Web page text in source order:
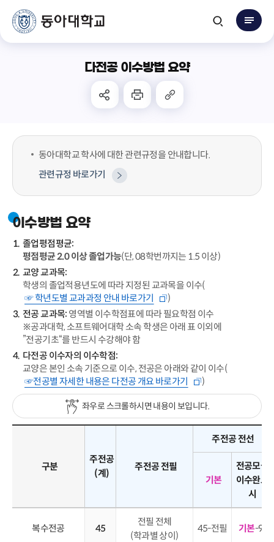
다전공 이수방법 요약
동아대학교 학사에 대한 관련규정을 안내합니다.
관련규정 바로가기
이수방법 요약
졸업평점평균:
평점평균 2.0 이상 졸업가능(단, 08학번까지는 1.5 이상)
교양 교과목:
학생의 졸업적용년도에 따라 지정된 교과목을 이수(
☞ 학년도별 교과과정 안내 바로가기
)
전공 교과목: 영역별 이수학점표에 따라 필요학점 이수
※공과대학, 소프트웨어대학 소속 학생은 아래 표 이외에
”전공기초“를 반드시 수강해야 함
다전공 이수자의 이수학점:
교양은 본인 소속 기준으로 이수, 전공은 아래와 같이 이수(
☞전공별 자세한 내용은 다전공 개요 바로가기
)
좌우로 스크롤하시면 내용이 보입니다.
구분
주전공
(계)
주전공 전필
주전공 전선
기본
전공모듈
이수완료
시
복수전공 45
전필 전체
(학과별 상이)
45-전필 기본-9